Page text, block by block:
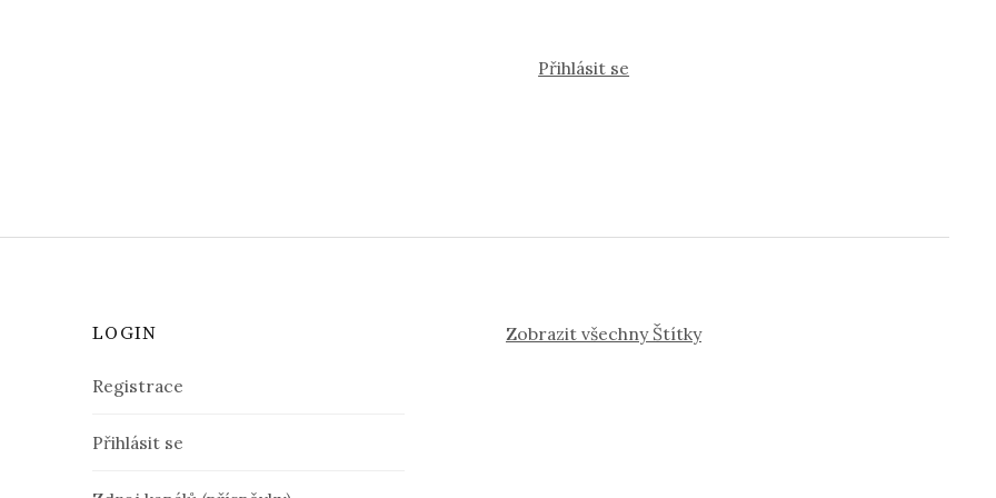
Přihlásit se
LOGIN
Registrace
Přihlásit se
Zobrazit všechny Štítky